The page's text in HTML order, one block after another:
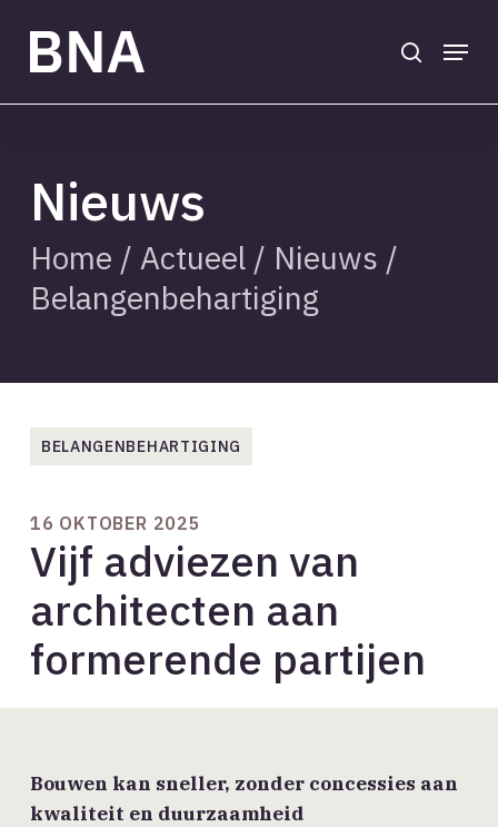
main
Menu
Nieuws
Home / Actueel/ Nieuws /
Belangenbehartiging
BELANGENBEHARTIGING
16 OKTOBER 2025
Vijf adviezen van
architecten aan
formerende partijen
Bouwen kan sneller, zonder concessies aan
kwaliteit en duurzaamheid
Close